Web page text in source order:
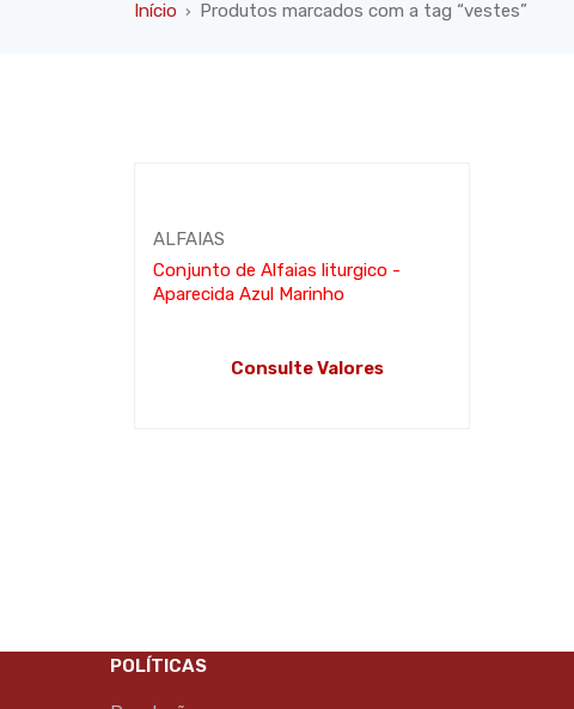
Início › Produtos marcados com a tag “vestes”
ALFAIAS
Conjunto de Alfaias liturgico -
Aparecida Azul Marinho
Consulte Valores
POLÍTICAS